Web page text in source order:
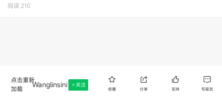
阅读 210
点击重新
加载
Wanglinsini 关注
收藏 分享 支持 写留言